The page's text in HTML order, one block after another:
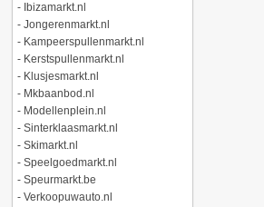
- Ibizamarkt.nl
- Jongerenmarkt.nl
- Kampeerspullenmarkt.nl
- Kerstspullenmarkt.nl
- Klusjesmarkt.nl
- Mkbaanbod.nl
- Modellenplein.nl
- Sinterklaasmarkt.nl
- Skimarkt.nl
- Speelgoedmarkt.nl
- Speurmarkt.be
- Verkoopuwauto.nl